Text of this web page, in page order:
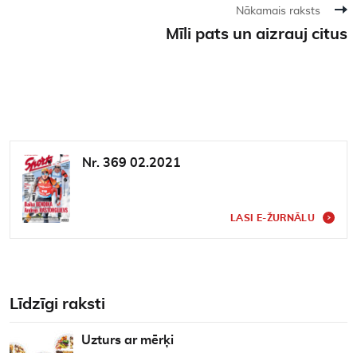
Nākamais raksts
Mīli pats un aizrauj citus
Nr. 369 02.2021
LASI E-ŽURNĀLU
Līdzīgi raksti
Uzturs ar mērķi